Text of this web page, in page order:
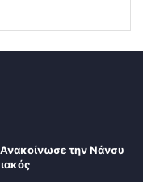
την Νάνσυ